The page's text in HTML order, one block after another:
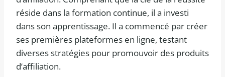
réside dans la formation continue, il a investi
dans son apprentissage. Il a commencé par créer
ses premières plateformes en ligne, testant
diverses stratégies pour promouvoir des produits
d’affiliation.